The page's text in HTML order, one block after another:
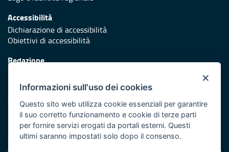
Accessibilità
Dichiarazione di accessibilità
Obiettivi di accessibilità
Redazione
Protezione civile
Vai al sito di Protezione Civile Puglia
Iniziativa finanziata con risorse del POR Puglia 2014/2020 -
Asse XI
×
Informazioni sull'uso dei cookies
Questo sito web utilizza cookie essenziali per garantire
il suo corretto funzionamento e cookie di terze parti
per fornire servizi erogati da portali esterni. Questi
ultimi saranno impostati solo dopo il consenso.